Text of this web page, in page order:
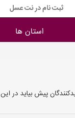
ثبت نام در نت عسل
استان ها
پیش بیاید